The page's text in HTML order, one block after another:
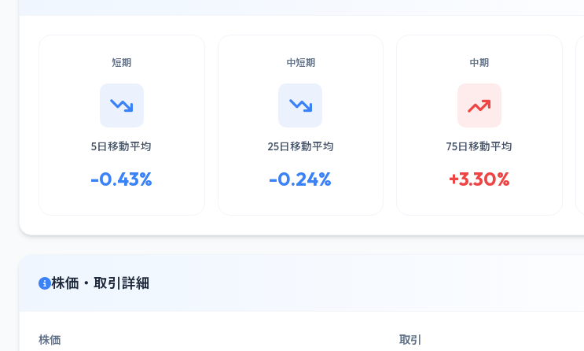
短期
5日移動平均
-0.43%
中短期
25日移動平均
-0.24%
中期
75日移動平均
+3.30%
株価・取引詳細
株価 取引